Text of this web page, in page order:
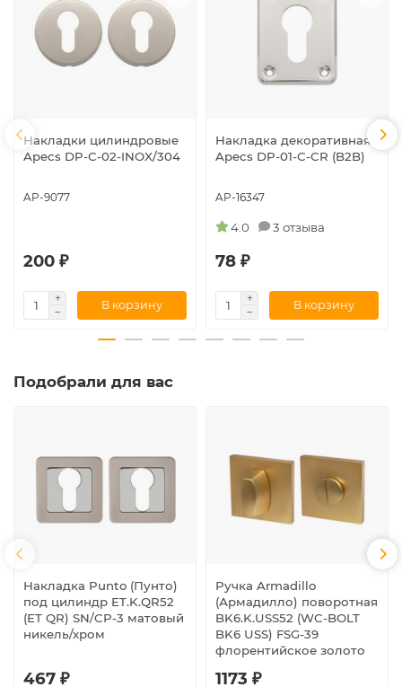
Накладки цилиндровые
Apecs DP-C-02-INOX/304
AP-9077
200 ₽
В корзину
Накладка декоративная
Apecs DP-01-C-CR (B2B)
AP-16347
4.0 3 отзыва
78 ₽
В корзину
Подобрали для вас
Накладка Punto (Пунто)
под цилиндр ET.K.QR52
(ET QR) SN/CP-3 матовый
никель/хром
467 ₽
Ручка Armadillo
(Армадилло) поворотная
BK6.K.USS52 (WC-BOLT
BK6 USS) FSG-39
флорентийское золото
1173 ₽